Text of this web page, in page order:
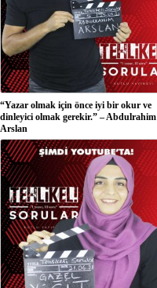
“Yazar olmak için önce iyi bir okur ve
dinleyici olmak gerekir.” – Abdulrahim
Arslan